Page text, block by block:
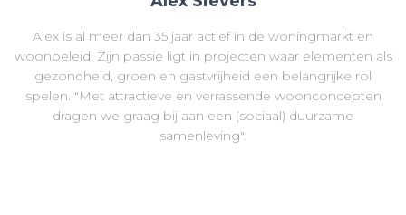
Alex is al meer dan 35 jaar actief in de woningmarkt en
woonbeleid. Zijn passie ligt in projecten waar elementen als
gezondheid, groen en gastvrijheid een belangrijke rol
spelen. "Met attractieve en verrassende woonconcepten
dragen we graag bij aan een (sociaal) duurzame
samenleving".